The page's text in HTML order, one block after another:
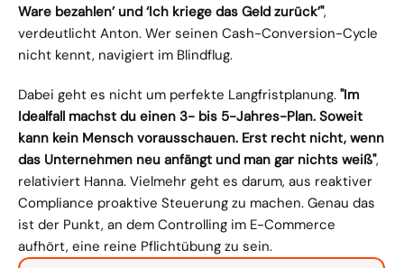
Ware bezahlen’ und ‘Ich kriege das Geld zurück’",
verdeutlicht Anton. Wer seinen Cash-Conversion-Cycle
nicht kennt, navigiert im Blindflug.
Dabei geht es nicht um perfekte Langfristplanung. "Im
Idealfall machst du einen 3- bis 5-Jahres-Plan. Soweit
kann kein Mensch vorausschauen. Erst recht nicht, wenn
das Unternehmen neu anfängt und man gar nichts weiß",
relativiert Hanna. Vielmehr geht es darum, aus reaktiver
Compliance proaktive Steuerung zu machen. Genau das
ist der Punkt, an dem Controlling im E-Commerce
aufhört, eine reine Pflichtübung zu sein.